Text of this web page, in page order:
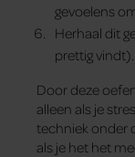
gevoelens
Herhaal dit
prettig vindt).
Door deze
alleen als je
techniek onder
als je het het